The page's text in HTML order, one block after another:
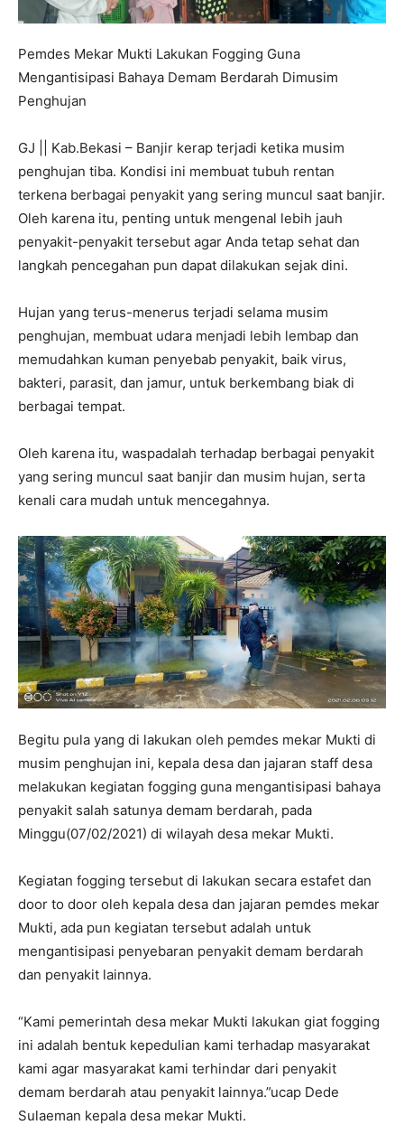
Pemdes Mekar Mukti Lakukan Fogging Guna
Mengantisipasi Bahaya Demam Berdarah Dimusim
Penghujan
GJ || Kab.Bekasi – Banjir kerap terjadi ketika musim
penghujan tiba. Kondisi ini membuat tubuh rentan
terkena berbagai penyakit yang sering muncul saat banjir.
Oleh karena itu, penting untuk mengenal lebih jauh
penyakit-penyakit tersebut agar Anda tetap sehat dan
langkah pencegahan pun dapat dilakukan sejak dini.
Hujan yang terus-menerus terjadi selama musim
penghujan, membuat udara menjadi lebih lembap dan
memudahkan kuman penyebab penyakit, baik virus,
bakteri, parasit, dan jamur, untuk berkembang biak di
berbagai tempat.
Oleh karena itu, waspadalah terhadap berbagai penyakit
yang sering muncul saat banjir dan musim hujan, serta
kenali cara mudah untuk mencegahnya.
Begitu pula yang di lakukan oleh pemdes mekar Mukti di
musim penghujan ini, kepala desa dan jajaran staff desa
melakukan kegiatan fogging guna mengantisipasi bahaya
penyakit salah satunya demam berdarah, pada
Minggu(07/02/2021) di wilayah desa mekar Mukti.
Kegiatan fogging tersebut di lakukan secara estafet dan
door to door oleh kepala desa dan jajaran pemdes mekar
Mukti, ada pun kegiatan tersebut adalah untuk
mengantisipasi penyebaran penyakit demam berdarah
dan penyakit lainnya.
“Kami pemerintah desa mekar Mukti lakukan giat fogging
ini adalah bentuk kepedulian kami terhadap masyarakat
kami agar masyarakat kami terhindar dari penyakit
demam berdarah atau penyakit lainnya.”ucap Dede
Sulaeman kepala desa mekar Mukti.